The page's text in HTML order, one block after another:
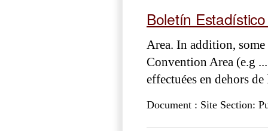
Boletín
Area. In addition,
Convention Area (e.g
effectuées en dehors
Document : Site Section: